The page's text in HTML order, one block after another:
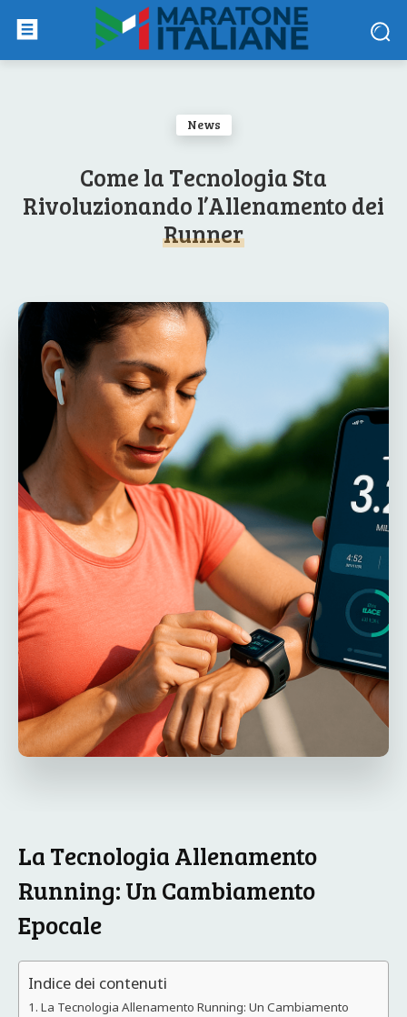
News
Come la Tecnologia Sta
Rivoluzionando l’Allenamento dei
Runner
La Tecnologia Allenamento
Running: Un Cambiamento
Epocale
Indice dei contenuti
La Tecnologia Allenamento Running: Un Cambiamento